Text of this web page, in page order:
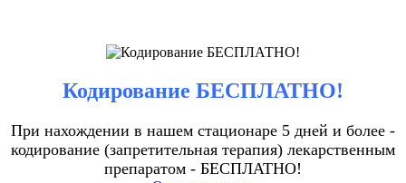
Кодирование БЕСПЛАТНО!
При нахождении в нашем стационаре 5 дней и более -
кодирование (запретительная терапия) лекарственным
препаратом - БЕСПЛАТНО!